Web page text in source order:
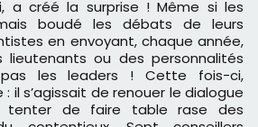
a créé la surprise ! Même si les
boudé les débats de leurs
en envoyant, chaque année,
lieutenants ou des personnalités
pas les leaders ! Cette fois-ci,
il s’agissait de renouer le dialogue
tenter de faire table rase des